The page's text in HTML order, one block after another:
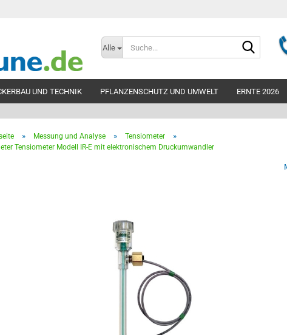
Alle
Suche...
UND TECHNIK PFLANZENSCHUTZ UND UMWELT ERNTE 2026
» Messung und Analyse » Tensiometer »
Tensiometer Modell IR-E mit elektronischem Druckumwandler